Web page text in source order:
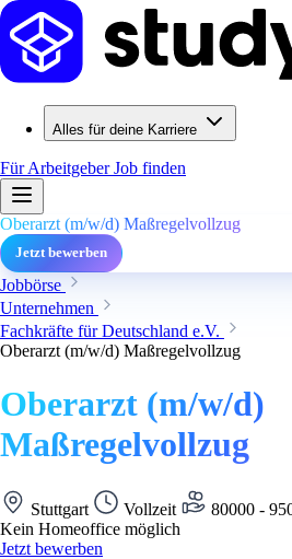
Alles für deine Karriere
Für ArbeitgeberJob finden
Oberarzt (m/w/d) Maßregelvollzug
Jetzt bewerben
Jobbörse
Unternehmen
Fachkräfte für Deutschland e.V.
Oberarzt (m/w/d) Maßregelvollzug
Oberarzt (m/w/d)
Maßregelvollzug
Stuttgart Vollzeit
80000 -
Kein Homeoffice möglich
Jetzt bewerben